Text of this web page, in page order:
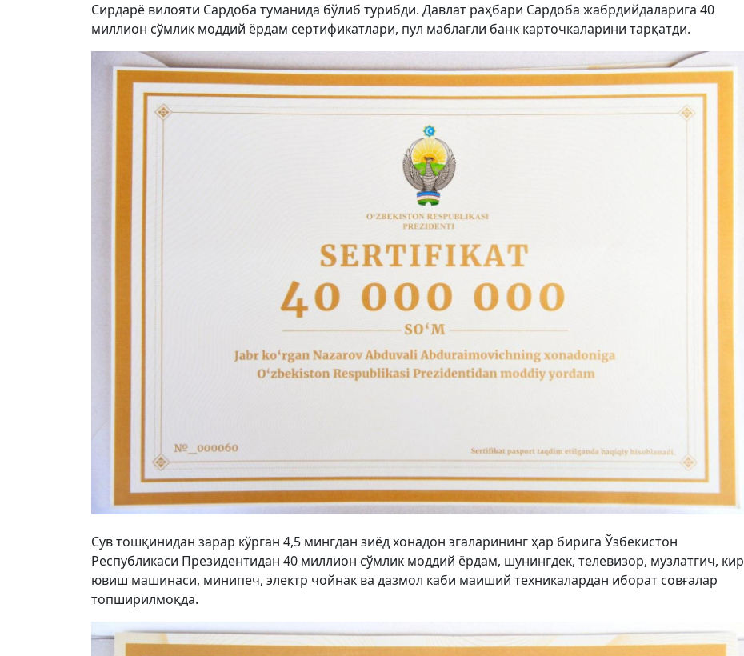
Сирдарё вилояти Сардоба туманида бўлиб турибди. Давлат раҳбари Сардоба жабрдийдаларига 40
миллион сўмлик моддий ёрдам сертификатлари, пул маблағли банк карточкаларини тарқатди.
Сув тошқинидан зарар кўрган 4,5 мингдан зиёд хонадон эгаларининг ҳар бирига Ўзбекистон
Республикаси Президентидан 40 миллион сўмлик моддий ёрдам, шунингдек, телевизор, музлатгич, кир
ювиш машинаси, минипеч, электр чойнак ва дазмол каби маиший техникалардан иборат совғалар
топширилмоқда.